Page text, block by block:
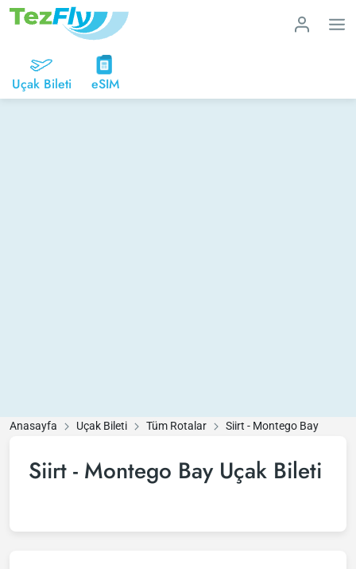
Uçak Bileti eSIM
Anasayfa Uçak Bileti Tüm Rotalar Siirt - Montego Bay
Siirt - Montego Bay Uçak Bileti